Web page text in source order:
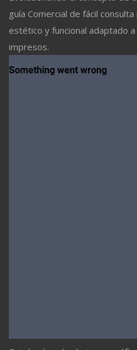
guía Comercial de fácil
estético y funcional adaptado
impresos.